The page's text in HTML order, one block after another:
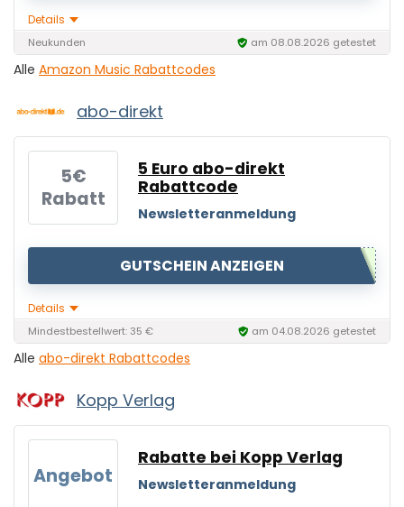
Details
Neukunden am 08.08.2026 getestet
Alle Amazon Music Rabattcodes
abo-direkt
5€
Rabatt
5 Euro abo-direkt
Rabattcode
Newsletteranmeldung
GUTSCHEIN ANZEIGEN
Details
Mindestbestellwert: 35 € am 04.08.2026 getestet
Alle abo-direkt Rabattcodes
Kopp Verlag
Angebot
Rabatte bei Kopp Verlag
Newsletteranmeldung